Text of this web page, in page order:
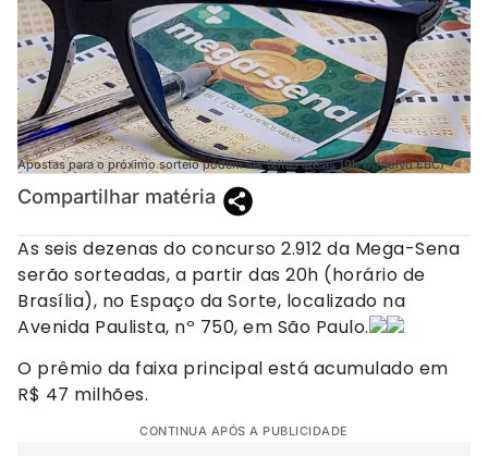
Apostas para o próximo sorteio podem ser feitas até às 19h (Arquivo EBC)
Compartilhar matéria
As seis dezenas do concurso 2.912 da Mega-Sena
serão sorteadas, a partir das 20h (horário de
Brasília), no Espaço da Sorte, localizado na
Avenida Paulista, nº 750, em São Paulo.
O prêmio da faixa principal está acumulado em
R$ 47 milhões.
CONTINUA APÓS A PUBLICIDADE